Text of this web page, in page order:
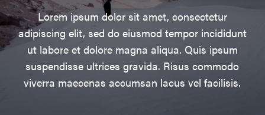
Lorem ipsum dolor sit amet, consectetur
adipiscing elit, sed do eiusmod tempor incididunt
ut labore et dolore magna aliqua. Quis ipsum
suspendisse ultrices gravida. Risus commodo
viverra maecenas accumsan lacus vel facilisis.